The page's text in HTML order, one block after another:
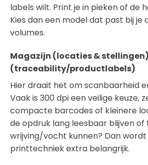
labels wilt. Print je in pieken of de
Kies dan een model dat past bij je
volumes.
Magazijn (locaties &
(traceability/productlabels)
Hier draait het om scanbaarheid
Vaak is 300 dpi een veilige keuze,
compacte barcodes of kleinere
de opdruk lang leesbaar blijven of
wrijving/vocht kunnen? Dan
printtechniek extra belangrijk.